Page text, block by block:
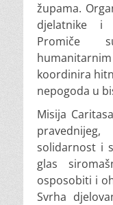
župama.
djelatnike i
Promiče
koordinira
nepogoda u
Misija
solidarnost i
glas
osposobiti i
Svrha